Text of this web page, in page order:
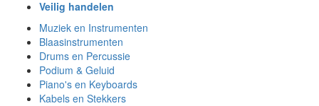
Veilig handelen
Muziek en Instrumenten
Blaasinstrumenten
Drums en Percussie
Podium & Geluid
Piano's en Keyboards
Kabels en Stekkers